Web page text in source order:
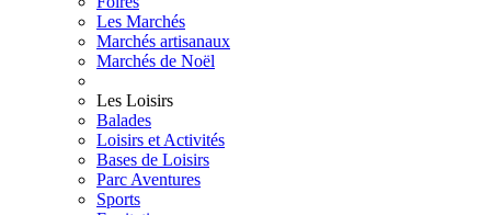
Les Marchés
Marchés artisanaux
Marchés de Noël
Les Loisirs
Balades
Loisirs et Activités
Bases de Loisirs
Parc Aventures
Sports